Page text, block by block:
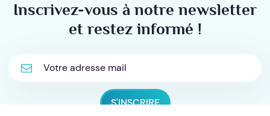
Inscrivez-vous à notre newsletter
et restez informé !
S'INSCRIRE